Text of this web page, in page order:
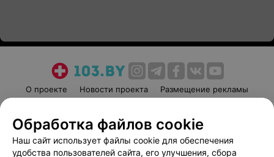
О проекте Новости проекта
Размещение рекламы
Пользовательское соглашение
Способы оплаты
Вакансии
Партнеры
Обработка файлов cookie
Наш сайт использует файлы cookie для обеспечения
удобства пользователей сайта, его улучшения, сбора